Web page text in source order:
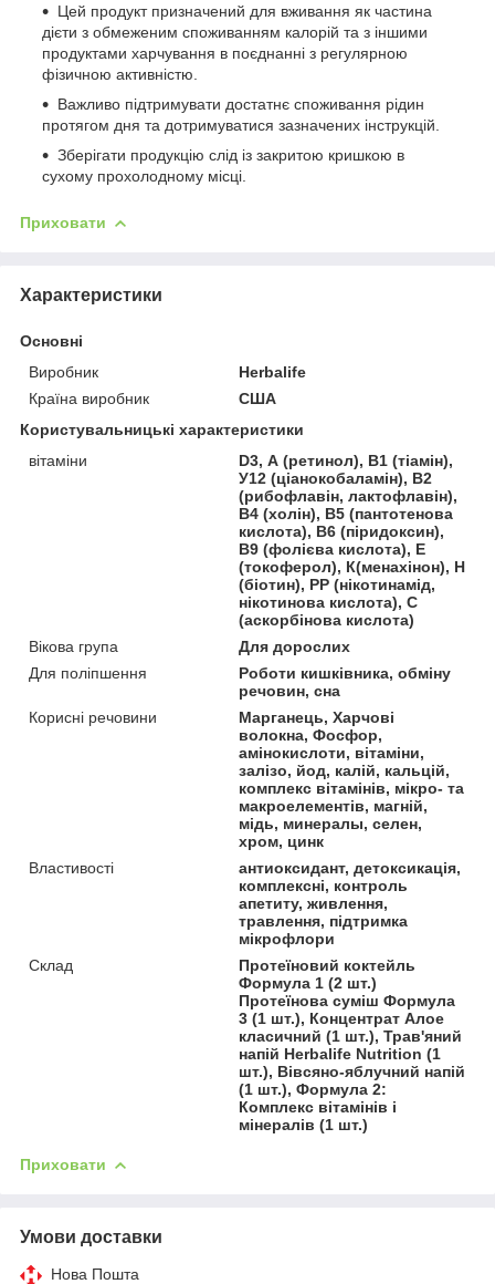
Цей продукт призначений для вживання як частина
дієти з обмеженим споживанням калорій та з іншими
продуктами харчування в поєднанні з регулярною
фізичною активністю.
Важливо підтримувати достатнє споживання рідин
протягом дня та дотримуватися зазначених інструкцій.
Зберігати продукцію слід із закритою кришкою в
сухому прохолодному місці.
Приховати
Характеристики
Основні
Виробник
Herbalife
Країна виробник
США
Користувальницькі характеристики
вітаміни
D3, А (ретинол), В1 (тіамін),
У12 (ціанокобаламін), В2
(рибофлавін, лактофлавін),
В4 (холін), В5 (пантотенова
кислота), В6 (піридоксин),
В9 (фолієва кислота), Е
(токоферол), К(менахінон), Н
(біотин), РР (нікотинамід,
нікотинова кислота), С
(аскорбінова кислота)
Вікова група
Для дорослих
Для поліпшення
Роботи кишківника, обміну
речовин, сна
Корисні речовини
Марганець, Харчові
волокна, Фосфор,
амінокислоти, вітаміни,
залізо, йод, калій, кальцій,
комплекс вітамінів, мікро- та
макроелементів, магній,
мідь, минералы, селен,
хром, цинк
Властивості
антиоксидант, детоксикація,
комплексні, контроль
апетиту, живлення,
травлення, підтримка
мікрофлори
Склад
Протеїновий коктейль
Формула 1 (2 шт.)
Протеїнова суміш Формула
3 (1 шт.), Концентрат Алое
класичний (1 шт.), Трав'яний
напій Herbalife Nutrition (1
шт.), Вівсяно-яблучний напій
(1 шт.), Формула 2:
Комплекс вітамінів і
мінералів (1 шт.)
Приховати
Умови доставки
Нова Пошта